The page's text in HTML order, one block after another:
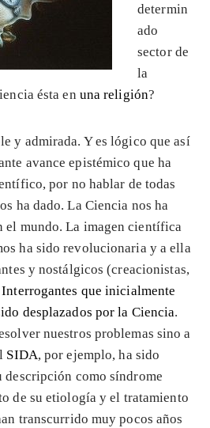
determin
ado
sector de
la
ésta en una religión?
y admirada. Y es lógico que así
avance epistémico que ha
por no hablar de todas
ha dado. La Ciencia nos ha
el mundo. La imagen científica
ha sido revolucionaria y a ella
y nostálgicos (creacionistas,
Interrogantes que inicialmente
desplazados por la Ciencia.
nuestros problemas sino a
SIDA, por ejemplo, ha sido
descripción como síndrome
de su etiología y el tratamiento
transcurrido muy pocos años